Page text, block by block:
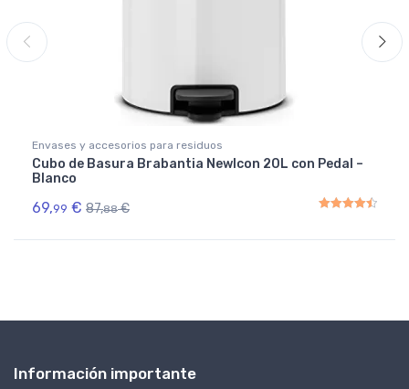
Envases y accesorios para residuos
Cubo de Basura Brabantia NewIcon 20L con Pedal –
Blanco
69,99 € 87,88 €
Rated4.50out of 5
Información importante